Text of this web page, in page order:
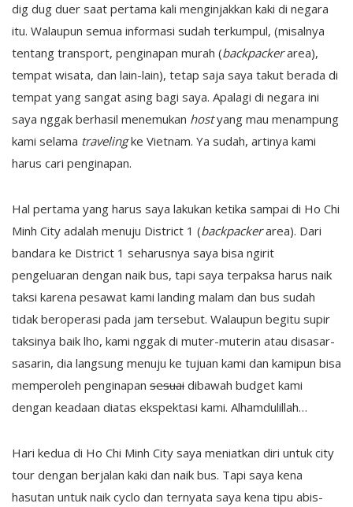
dig dug duer saat pertama kali menginjakkan kaki di negara
itu. Walaupun semua informasi sudah terkumpul, (misalnya
tentang transport, penginapan murah (backpackerarea),
tempat wisata, dan lain-lain), tetap saja saya takut berada di
tempat yang sangat asing bagi saya. Apalagi di negara ini
saya nggak berhasil menemukan hostyang mau menampung
kami selama travelingke Vietnam. Ya sudah, artinya kami
harus cari penginapan.
Hal pertama yang harus saya lakukan ketika sampai di Ho Chi
Minh City adalah menuju District 1 (backpackerarea). Dari
bandara ke District 1 seharusnya saya bisa ngirit
pengeluaran dengan naik bus, tapi saya terpaksa harus naik
taksi karena pesawat kami landing malam dan bus sudah
tidak beroperasi pada jam tersebut. Walaupun begitu supir
taksinya baik lho, kami nggak di muter-muterin atau disasar-
sasarin, dia langsung menuju ke tujuan kami dan kamipun bisa
memperoleh penginapan sesuai dibawah budget kami
dengan keadaan diatas ekspektasi kami. Alhamdulillah…
Hari kedua di Ho Chi Minh City saya meniatkan diri untuk city
tour dengan berjalan kaki dan naik bus. Tapi saya kena
hasutan untuk naik cyclo dan ternyata saya kena tipu abis-